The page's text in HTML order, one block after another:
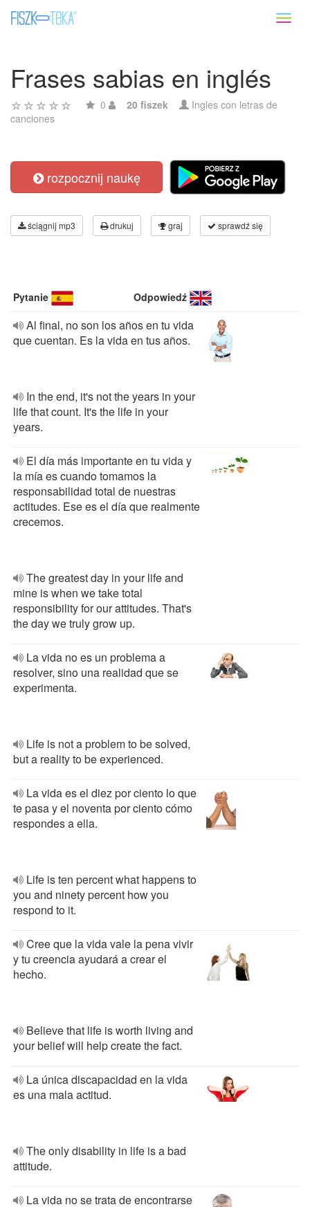
Frases sabias en inglés
0 20 fiszek
Ingles con letras de
canciones
rozpocznij naukę
ściągnij mp3 drukuj graj sprawdź się
Pytanie Odpowiedź
Al final, no son los años en tu vida
que cuentan. Es la vida en tus años.
In the end, it's not the years in your
life that count. It's the life in your
years.
El día más importante en tu vida y
la mía es cuando tomamos la
responsabilidad total de nuestras
actitudes. Ese es el día que realmente
crecemos.
The greatest day in your life and
mine is when we take total
responsibility for our attitudes. That's
the day we truly grow up.
La vida no es un problema a
resolver, sino una realidad que se
experimenta.
Life is not a problem to be solved,
but a reality to be experienced.
La vida es el diez por ciento lo que
te pasa y el noventa por ciento cómo
respondes a ella.
Life is ten percent what happens to
you and ninety percent how you
respond to it.
Cree que la vida vale la pena vivir
y tu creencia ayudará a crear el
hecho.
Believe that life is worth living and
your belief will help create the fact.
La única discapacidad en la vida
es una mala actitud.
The only disability in life is a bad
attitude.
La vida no se trata de encontrarse